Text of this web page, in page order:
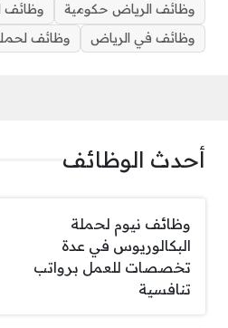
وظائف الرياض حكومية
وظائف
وظائف في الرياض
وظائف
أحدث الوظائف
وظائف نيوم لحملة
البكالوريوس في عدة
تخصصات للعمل برواتب
تنافسية